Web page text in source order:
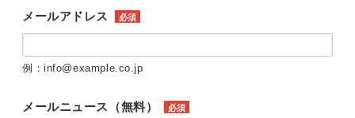
メールアドレス 必須
例：info@example.co.jp
メールニュース（無料） 必須